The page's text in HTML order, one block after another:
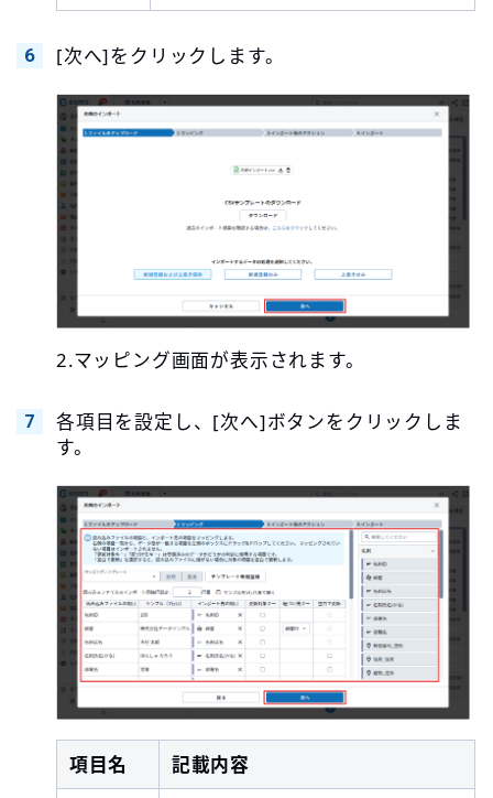
[次へ]をクリックします。
2.マッピング画面が表示されます。
各項目を設定し、[次へ]ボタンをクリックしま
す。
項目名
記載内容